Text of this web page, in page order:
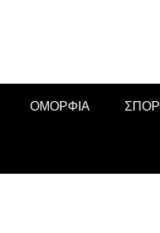
ΟΜΟΡΦΙΑ ΣΠΟΡ